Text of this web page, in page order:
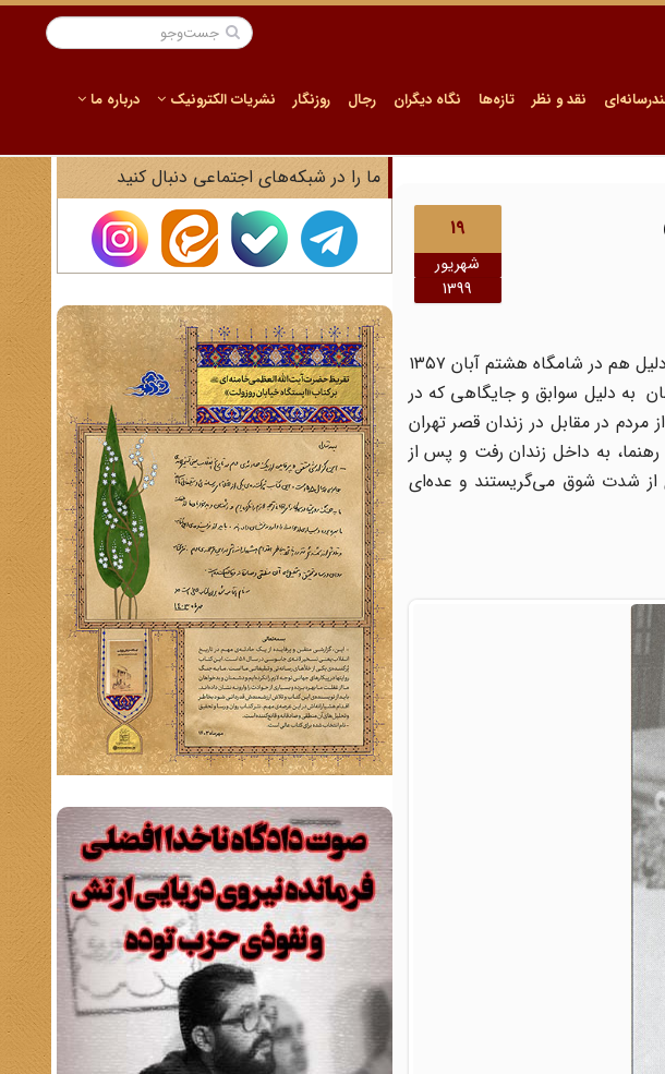
نقد و نظر تازه‌ها نگاه دیگران رجال روزنگار نشریات الکترونیک درباره ما
19
شهریور
1399
باگسترش دامنه اعتراضات مردمی رژیم پهلوی راهی جز آزادی زندانیان سیاسی در پیش نداشت به همین دلیل هم در شامگاه هشتم آبان ۱۳۵۷
به دلیل سوابق و جایگاهی که در
در مقابل در زندان قصر تهران
به داخل زندان رفت و پس از
از شدت شوق می‌گریستند و عده‌ای
ما را در شبکه‌های اجتماعی دنبال کنید